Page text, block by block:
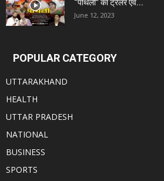
“पोथली” का ट्रेलर एवं...
June 12, 2023
POPULAR CATEGORY
UTTARAKHAND
HEALTH
UTTAR PRADESH
NATIONAL
BUSINESS
SPORTS